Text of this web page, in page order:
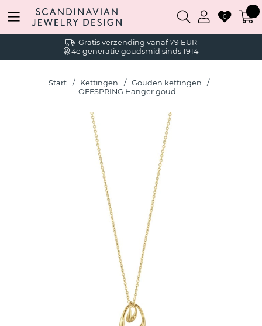
Gratis verzending vanaf 79 EUR
4e generatie goudsmid sinds 1914
0
Start Kettingen
Gouden kettingen
OFFSPRING Hanger goud